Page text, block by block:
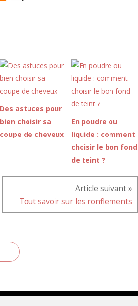
Des astuces pour
bien choisir sa
coupe de cheveux
En poudre ou
liquide : comment
choisir le bon fond
de teint ?
Tout savoir sur les ronflements